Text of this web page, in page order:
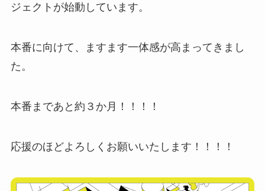
ジェクトが始動しています。
本番に向けて、ますます一体感が高まってきまし
た。
本番まであと約３か月！！！！
応援のほどよろしくお願いいたします！！！！